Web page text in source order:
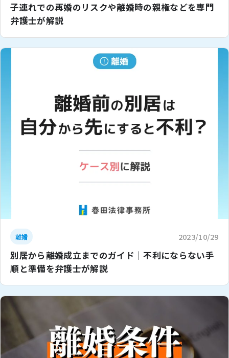
子連れでの再婚のリスクや離婚時の親権などを専門
弁護士が解説
離婚 2023/10/29
別居から離婚成立までのガイド｜不利にならない手
順と準備を弁護士が解説